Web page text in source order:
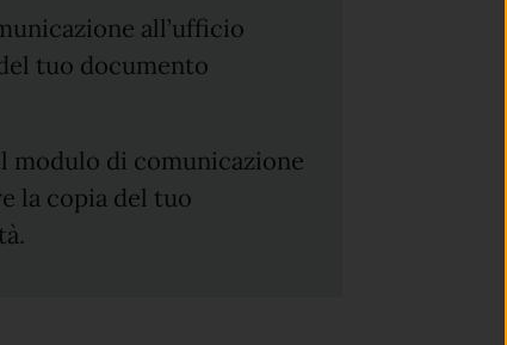
all’ufficio
tuo documento
modulo di comunicazione
la copia del tuo